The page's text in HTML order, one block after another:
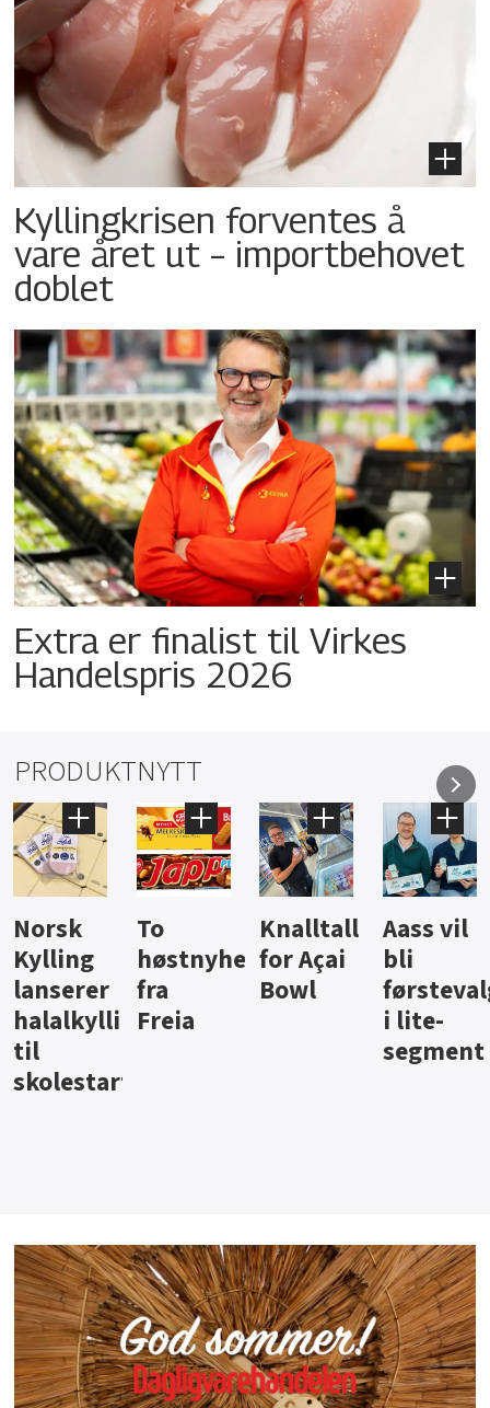
Kyllingkrisen forventes å
vare året ut – importbehovet
doblet
Extra er finalist til Virkes
Handelspris 2026
PRODUKTNYTT
Knalltall
for Açai
Bowl
Aass vil
bli
førstevalg
i lite-
Brus og
jus fra
Berentsen
Hard
iste fra
Hansa